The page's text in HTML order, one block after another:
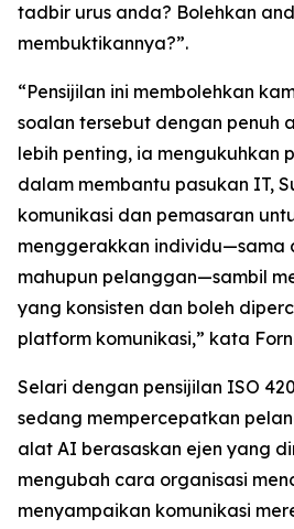
tadbir urus anda? Bolehkan
membuktikannya?”.
“Pensijilan ini membolehkan
soalan tersebut dengan penuh
lebih penting, ia mengukuhkan
dalam membantu pasukan IT,
komunikasi dan pemasaran
menggerakkan individu—sama
mahupun pelanggan—sambil
yang konsisten dan boleh
platform komunikasi,” kata
Selari dengan pensijilan ISO
sedang mempercepatkan
alat AI berasaskan ejen yang
mengubah cara organisasi
menyampaikan komunikasi